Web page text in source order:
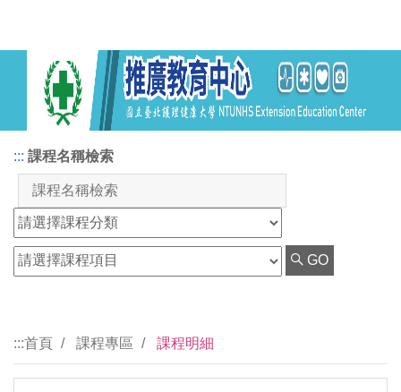
::: 課程名稱檢索
GO
:::首頁 課程專區 課程明細